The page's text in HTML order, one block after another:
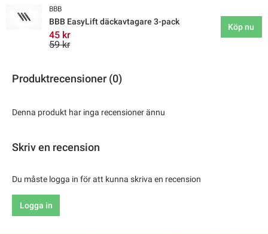
BBB
BBB EasyLift däckavtagare 3-pack
45 kr
59 kr
Köp nu
Produktrecensioner (0)
Denna produkt har inga recensioner ännu
Skriv en recension
Du måste logga in för att kunna skriva en recension
Logga in